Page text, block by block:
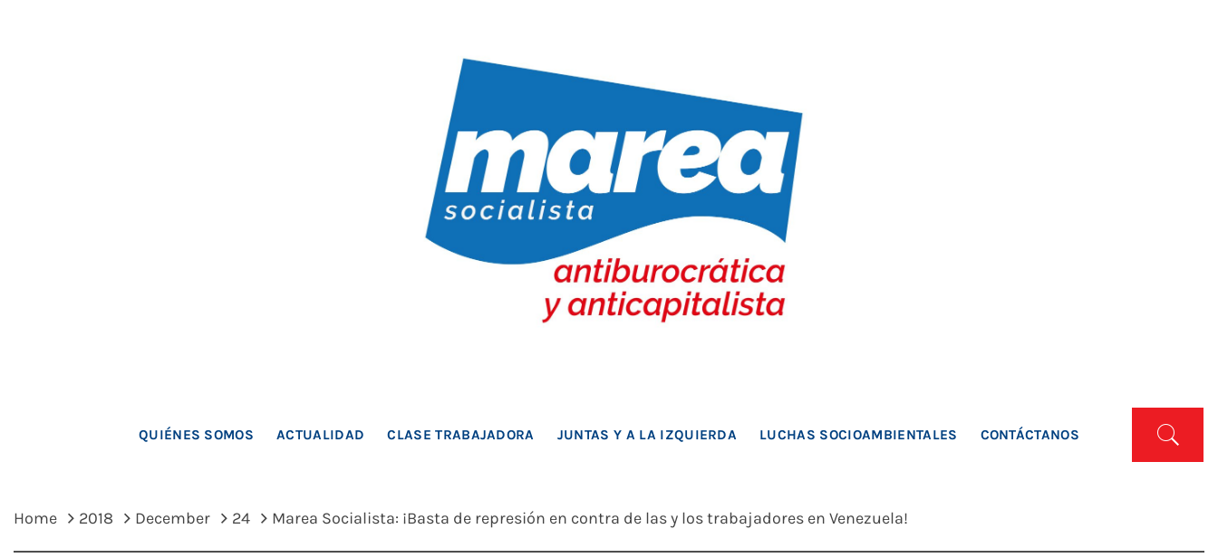
MAREA SOCIALISTA
QUIÉNES SOMOS ACTUALIDAD CLASE TRABAJADORA JUNTAS Y A LA IZQUIERDA LUCHAS SOCIOAMBIENTALES CONTÁCTANOS
Home 2018 December 24 Marea Socialista: ¡Basta de represión en contra de las y los trabajadores en Venezuela!